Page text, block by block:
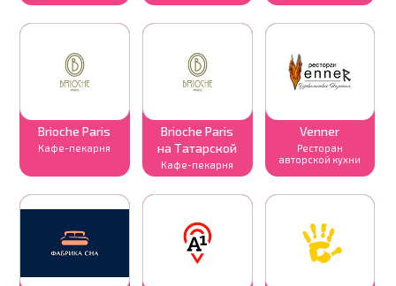
Brioche Paris
Кафе-пекарня
Brioche Paris
на Татарской
Кафе-пекарня
Venner
Ресторан
авторской кухни